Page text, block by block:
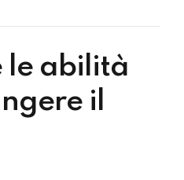
le abilità
il